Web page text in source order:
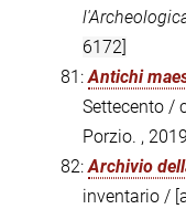
6172]
81:Antichi
Settecento /
Porzio. , 2019
82:Archivio
inventario /